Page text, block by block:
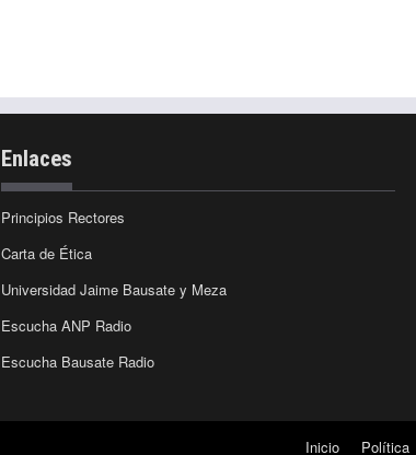
Enlaces
Principios Rectores
Carta de Ética
Universidad Jaime Bausate y Meza
Escucha ANP Radio
Escucha Bausate Radio
Inicio Política